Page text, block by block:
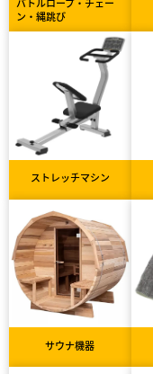
ン・縄跳び
ストレッチマシン
サウナ機器